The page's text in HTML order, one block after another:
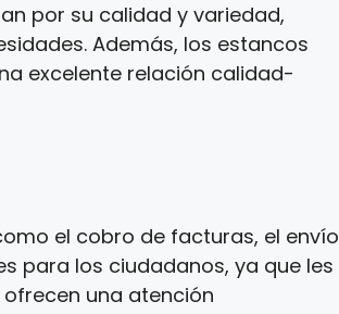
por su calidad y variedad,
Además, los estancos
excelente relación calidad-
el cobro de facturas, el envío
para los ciudadanos, ya que les
una atención